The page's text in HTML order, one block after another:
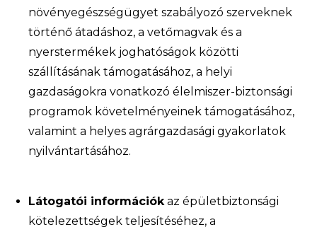
növényegészségügyet szabályozó szerveknek
történő átadáshoz, a vetőmagvak és a
nyerstermékek joghatóságok közötti
szállításának támogatásához, a helyi
gazdaságokra vonatkozó élelmiszer-biztonsági
programok követelményeinek támogatásához,
valamint a helyes agrárgazdasági gyakorlatok
nyilvántartásához.
Látogatói információkaz épületbiztonsági
kötelezettségek teljesítéséhez, a